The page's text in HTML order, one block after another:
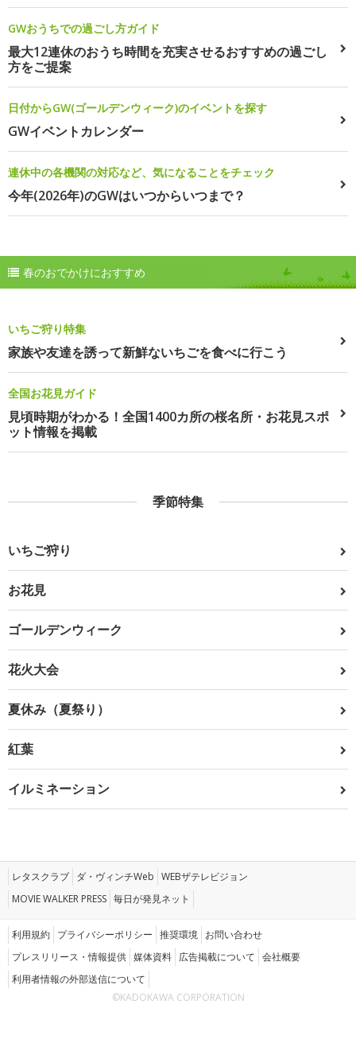
GWおうちでの過ごし方ガイド
最大12連休のおうち時間を充実させるおすすめの過ごし
方をご提案
日付からGW(ゴールデンウィーク)のイベントを探す
GWイベントカレンダー
連休中の各機関の対応など、気になることをチェック
今年(2026年)のGWはいつからいつまで？
春のおでかけにおすすめ
いちご狩り特集
家族や友達を誘って新鮮ないちごを食べに行こう
全国お花見ガイド
見頃時期がわかる！全国1400カ所の桜名所・お花見スポ
ット情報を掲載
季節特集
いちご狩り
お花見
ゴールデンウィーク
花火大会
夏休み（夏祭り）
紅葉
イルミネーション
レタスクラブ ダ・ヴィンチWeb WEBザテレビジョン
MOVIE WALKER PRESS 毎日が発見ネット
利用規約 プライバシーポリシー 推奨環境 お問い合わせ
プレスリリース・情報提供 媒体資料 広告掲載について 会社概要
利用者情報の外部送信について
©KADOKAWA CORPORATION